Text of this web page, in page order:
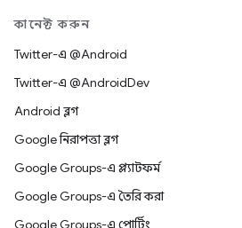
কানেক্ট করুন
Twitter-এ @Android
Twitter-এ @AndroidDev
Android ব্লগ
Google নিরাপত্তা ব্লগ
Google Groups-এ প্ল্যাটফর্ম
Google Groups-এ তৈরি করা
Google Groups-এ পোর্টিং